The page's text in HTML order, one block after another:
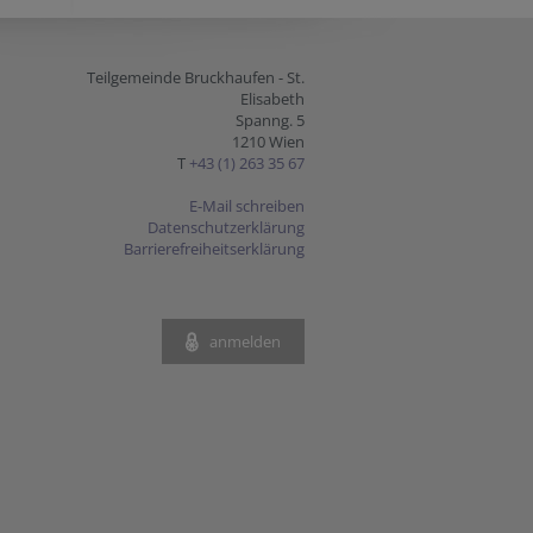
Teilgemeinde Bruckhaufen - St.
Elisabeth
Spanng. 5
1210 Wien
T +43 (1) 263 35 67
E-Mail schreiben
Datenschutzerklärung
Barrierefreiheitserklärung
anmelden